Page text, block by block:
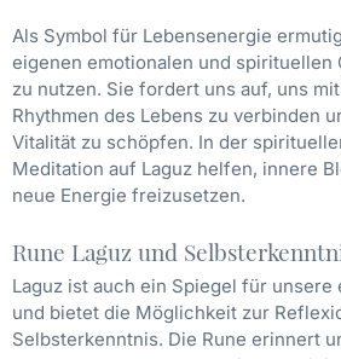
Als Symbol für Lebensenergie
eigenen emotionalen und spirituellen
zu nutzen. Sie fordert uns auf, uns
Rhythmen des Lebens zu verbinden
Vitalität zu schöpfen. In der
Meditation auf Laguz helfen, innere
neue Energie freizusetzen.
Rune Laguz und
Laguz ist auch ein Spiegel für unsere
und bietet die Möglichkeit zur
Selbsterkenntnis. Die Rune erinnert